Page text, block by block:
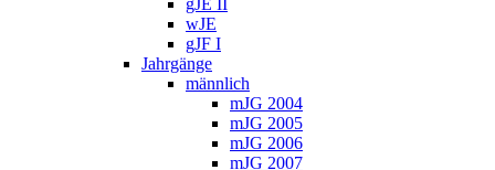
gJE II
wJE
gJF I
Jahrgänge
männlich
mJG 2004
mJG 2005
mJG 2006
mJG 2007